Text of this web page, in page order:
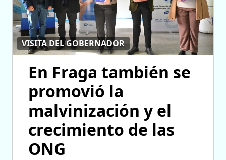
VISITA DEL GOBERNADOR
En Fraga también se
promovió la
malvinización y el
crecimiento de las
ONG